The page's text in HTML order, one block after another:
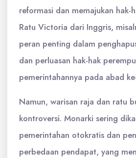
reformasi dan memajukan hak-
Ratu Victoria dari Inggris,
peran penting dalam
dan perluasan hak-hak
pemerintahannya pada abad
Namun, warisan raja dan ratu
kontroversi. Monarki sering
pemerintahan otokratis dan
perbedaan pendapat, yang